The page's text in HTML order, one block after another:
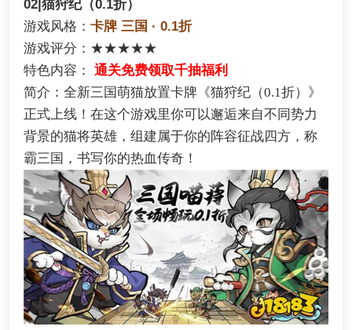
02|猫狩纪（0.1折）
游戏风格： 卡牌 三国 · 0.1折
游戏评分：★★★★★
特色内容：
通关免费领取千抽福利
简介：全新三国萌猫放置卡牌《猫狩纪（0.1折）》
正式上线！在这个游戏里你可以邂逅来自不同势力
背景的猫将英雄，组建属于你的阵容征战四方，称
霸三国，书写你的热血传奇！